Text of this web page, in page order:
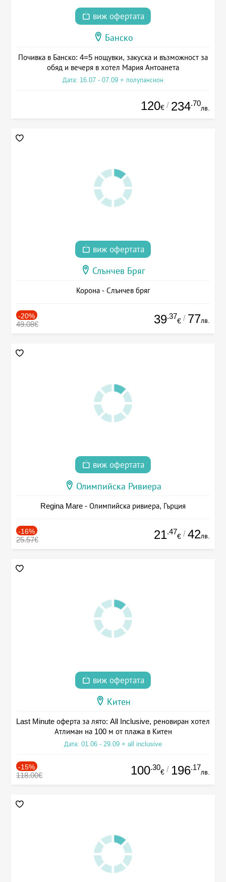
виж офертата
Банско
Почивка в Банско: 4=5 нощувки, закуска и възможност за
обяд и вечеря в хотел Мария Антоанета
Дата: 16.07 - 07.09 + полупансион
120€ / 234.70
лв.
виж офертата
Слънчев Бряг
Корона - Слънчев бряг
-20%
49.08€ 39.37
€ / 77лв.
виж офертата
Олимпийска Ривиера
Regina Mare - Олимпийска ривиера, Гърция
-16%
25.57€ 21.47
€ / 42лв.
виж офертата
Китен
Last Minute оферта за лято: All Inclusive, реновиран хотел
Атлиман на 100 м от плажа в Китен
Дата: 01.06 - 29.09 + all inclusive
-15%
118.00€ 100.30
€ / 196.17
лв.